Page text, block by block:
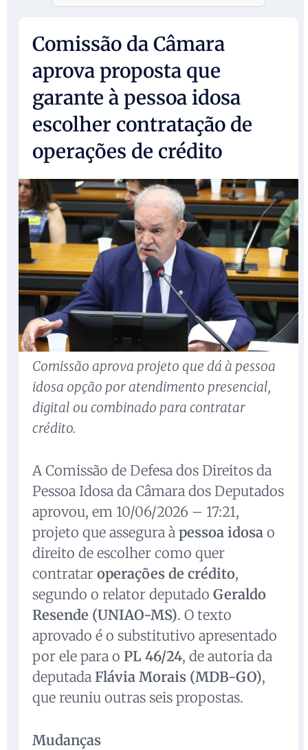
Comissão da Câmara
aprova proposta que
garante à pessoa idosa
escolher contratação de
operações de crédito
Comissão aprova projeto que dá à pessoa
idosa opção por atendimento presencial,
digital ou combinado para contratar
crédito.
A Comissão de Defesa dos Direitos da
Pessoa Idosa da Câmara dos Deputados
aprovou, em 10/06/2026 – 17:21,
projeto que assegura à pessoa idosa o
direito de escolher como quer
contratar operações de crédito,
segundo o relator deputado Geraldo
Resende (UNIAO-MS). O texto
aprovado é o substitutivo apresentado
por ele para o PL 46/24, de autoria da
deputada Flávia Morais (MDB-GO),
que reuniu outras seis propostas.
Mudanças